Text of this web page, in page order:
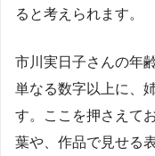
ると考えられます。
市川実日子さんの年
単なる数字以上に、
す。ここを押さえて
葉や、作品で見せる